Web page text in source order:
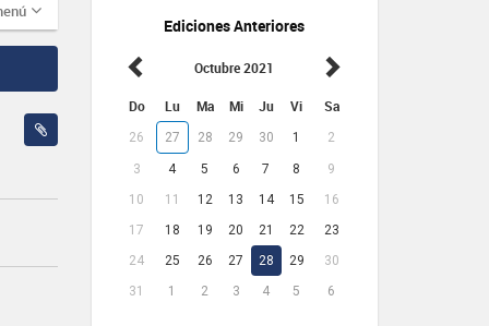
Ediciones Anteriores
Octubre 2021
Do Lu Ma Mi Ju Vi Sa
26 27 28 29 30 1 2
3 4 5 6 7 8
9
10
11 12 13 14 15
16
17
18 19 20 21 22
23
24
25 26 27 28 29
30
31
1 2 3 4 5 6